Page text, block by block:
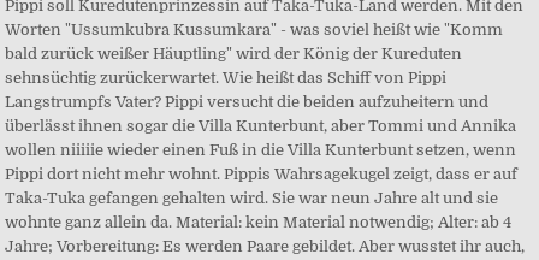
Pippi soll Kuredutenprinzessin auf Taka-Tuka-Land werden. Mit den
Worten "Ussumkubra Kussumkara" - was soviel heißt wie "Komm
bald zurück weißer Häuptling" wird der König der Kureduten
sehnsüchtig zurückerwartet. Wie heißt das Schiff von Pippi
Langstrumpfs Vater? Pippi versucht die beiden aufzuheitern und
überlässt ihnen sogar die Villa Kunterbunt, aber Tommi und Annika
wollen niiiiie wieder einen Fuß in die Villa Kunterbunt setzen, wenn
Pippi dort nicht mehr wohnt. Pippis Wahrsagekugel zeigt, dass er auf
Taka-Tuka gefangen gehalten wird. Sie war neun Jahre alt und sie
wohnte ganz allein da. Material: kein Material notwendig; Alter: ab 4
Jahre; Vorbereitung: Es werden Paare gebildet. Aber wusstet ihr auch,